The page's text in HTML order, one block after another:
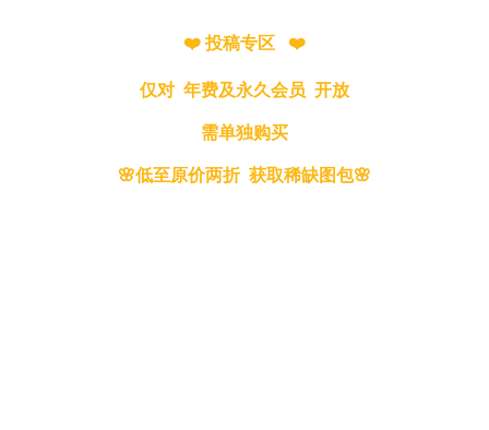
❤️ 投稿专区 ❤️
仅对 年费及永久会员 开放
需单独购买
🌸低至原价两折 获取稀缺图包🌸